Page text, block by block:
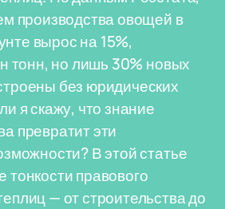
производства овощей в
вырос на 15%,
тонн, но лишь 30% новых
без юридических
я скажу, что знание
превратит эти
В этой статье
правового
— от строительства до